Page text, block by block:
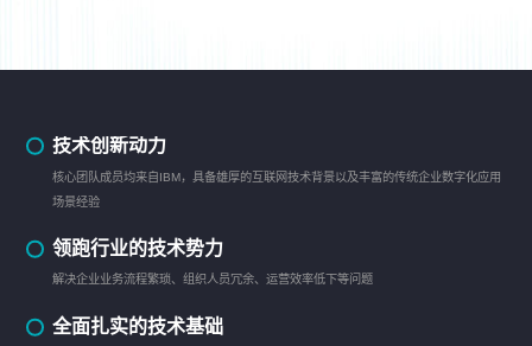
技术创新动力
核心团队成员均来自IBM，具备雄厚的互联网技术背景以及丰富的传统企业数字化应用
场景经验
领跑行业的技术势力
解决企业业务流程繁琐、组织人员冗余、运营效率低下等问题
全面扎实的技术基础